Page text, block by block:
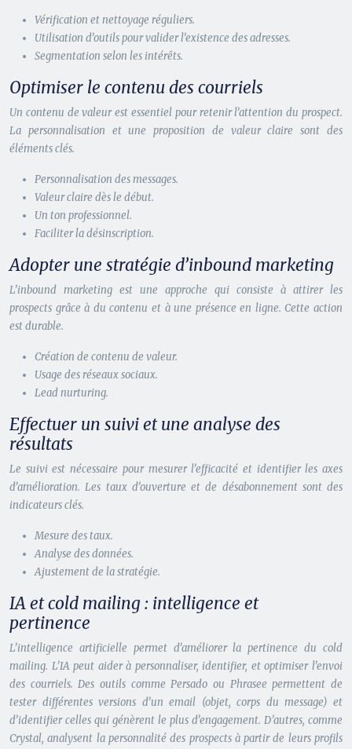
Vérification et nettoyage réguliers.
Utilisation d’outils pour valider l’existence des adresses.
Segmentation selon les intérêts.
Optimiser le contenu des courriels
Un contenu de valeur est essentiel pour retenir l’attention du prospect.
La personnalisation et une proposition de valeur claire sont des
éléments clés.
Personnalisation des messages.
Valeur claire dès le début.
Un ton professionnel.
Faciliter la désinscription.
Adopter une stratégie d’inbound marketing
L’inbound marketing est une approche qui consiste à attirer les
prospects grâce à du contenu et à une présence en ligne. Cette action
est durable.
Création de contenu de valeur.
Usage des réseaux sociaux.
Lead nurturing.
Effectuer un suivi et une analyse des
résultats
Le suivi est nécessaire pour mesurer l’efficacité et identifier les axes
d’amélioration. Les taux d’ouverture et de désabonnement sont des
indicateurs clés.
Mesure des taux.
Analyse des données.
Ajustement de la stratégie.
IA et cold mailing : intelligence et
pertinence
L’intelligence artificielle permet d’améliorer la pertinence du cold
mailing. L’IA peut aider à personnaliser, identifier, et optimiser l’envoi
des courriels. Des outils comme Persado ou Phrasee permettent de
tester différentes versions d’un email (objet, corps du message) et
d’identifier celles qui génèrent le plus d’engagement. D’autres, comme
Crystal, analysent la personnalité des prospects à partir de leurs profils